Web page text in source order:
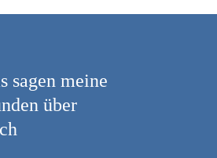
sagen meine
über